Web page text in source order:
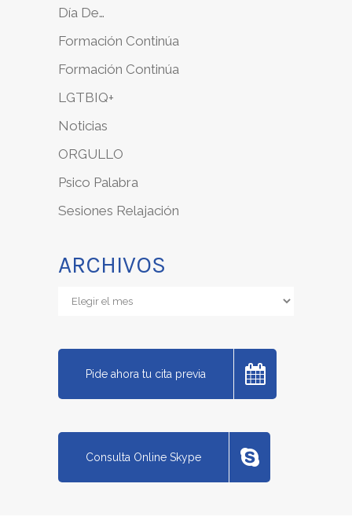
Día De…
Formación Continúa
Formación Continúa
LGTBIQ+
Noticias
ORGULLO
Psico Palabra
Sesiones Relajación
ARCHIVOS
Archivos
Pide ahora tu cita previa
Consulta Online Skype